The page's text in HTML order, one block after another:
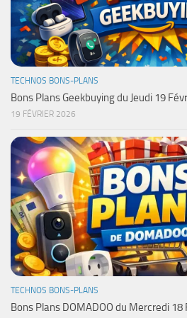
TECHNOS BONS-PLANS
Bons Plans Geekbuying du Jeudi 19
19 FÉVRIER 2026
TECHNOS BONS-PLANS
Bons Plans DOMADOO du Mercredi 18